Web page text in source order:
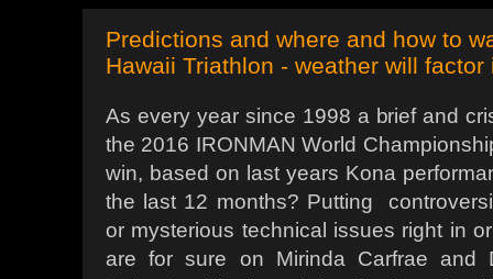
Predictions and where and how to
Hawaii Triathlon - weather will
As every year since 1998 a brief and
the 2016 IRONMAN World
win, based on last years Kona
the last 12 months? Putting
or mysterious technical issues right in
are for sure on Mirinda Carfrae and